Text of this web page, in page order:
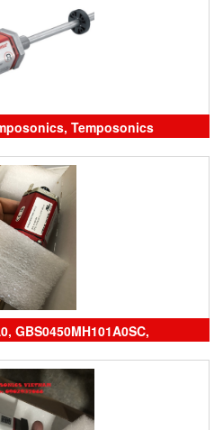
Temposonics
GBS0450MH101A0SC,
biến GB-S Series, Temposonics